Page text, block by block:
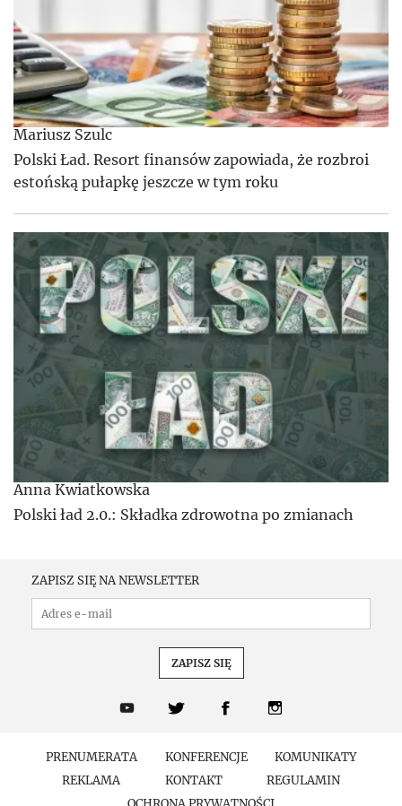
Mariusz Szulc
Polski Ład. Resort finansów zapowiada, że rozbroi
estońską pułapkę jeszcze w tym roku
Anna Kwiatkowska
Polski ład 2.0.: Składka zdrowotna po zmianach
PRENUMERATA KONFERENCJE
KOMUNIKATY
REKLAMA
KONTAKT
REGULAMIN
ZAPISZ SIĘ NA NEWSLETTER